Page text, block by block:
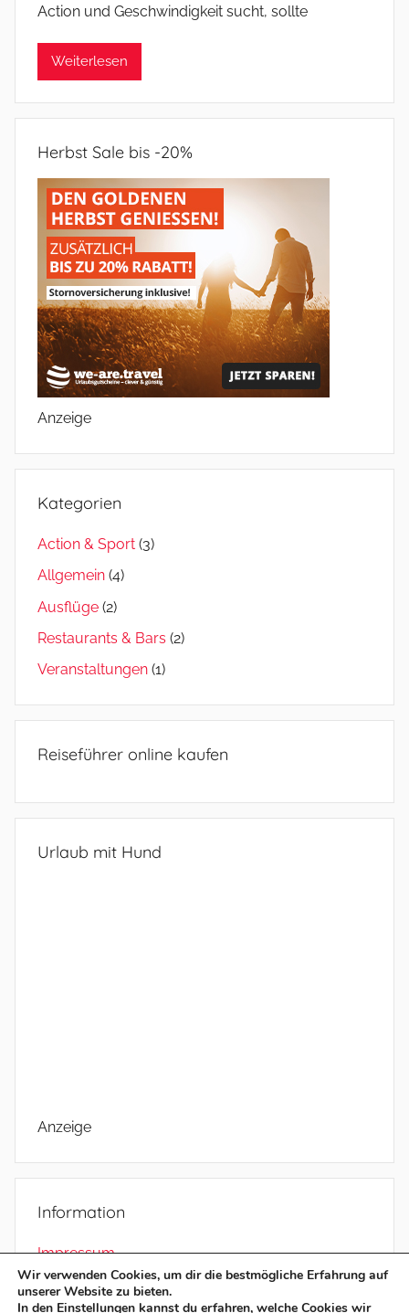
Action und Geschwindigkeit sucht, sollte
Weiterlesen
Herbst Sale bis -20%
Anzeige
Kategorien
Action & Sport (3)
Allgemein (4)
Ausflüge (2)
Restaurants & Bars (2)
Veranstaltungen (1)
Reiseführer online kaufen
Urlaub mit Hund
Anzeige
Information
Impressum
Datenschutz
Wir verwenden Cookies, um dir die bestmögliche Erfahrung auf
unserer Website zu bieten.
In den Einstellungen kannst du erfahren, welche Cookies wir